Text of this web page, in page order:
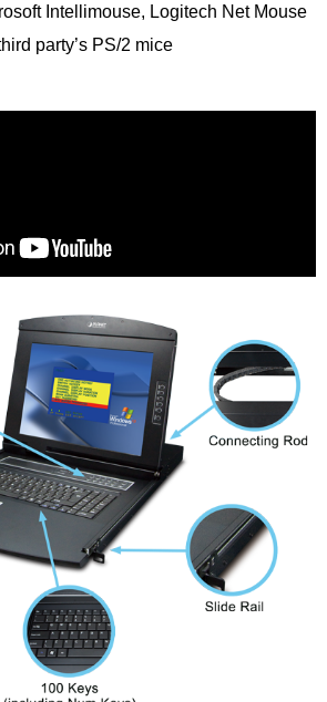
Intellimouse, Logitech Net Mouse
party’s PS/2 mice